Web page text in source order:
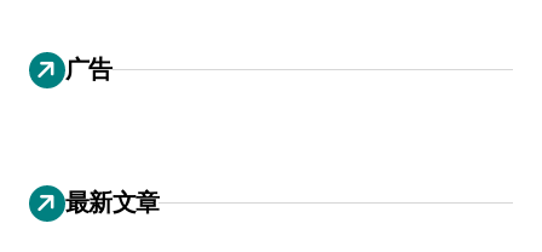
广告
最新文章